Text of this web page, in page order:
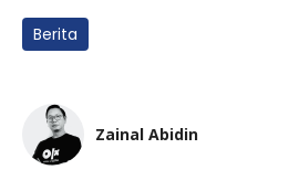
Berita
Zainal Abidin